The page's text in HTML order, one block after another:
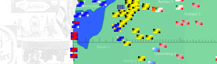
Brüssel 1
Luxemburg 1
Lille 1
Southampton 1
Aachen 1
Koblenz 1
Rouen 1
Reims 1
Lüttich 1